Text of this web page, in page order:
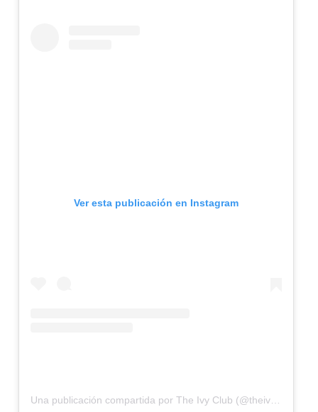
Ver esta publicación en Instagram